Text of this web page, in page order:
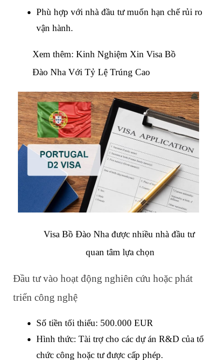
Phù hợp với nhà đầu tư muốn hạn chế rủi ro
vận hành.
Xem thêm: Kinh Nghiệm Xin Visa Bồ
Đào Nha Với Tỷ Lệ Trúng Cao
Visa Bồ Đào Nha được nhiều nhà đầu tư
quan tâm lựa chọn
Đầu tư vào hoạt động nghiên cứu hoặc phát
triển công nghệ
Số tiền tối thiểu: 500.000 EUR
Hình thức: Tài trợ cho các dự án R&D của tổ
chức công hoặc tư được cấp phép.